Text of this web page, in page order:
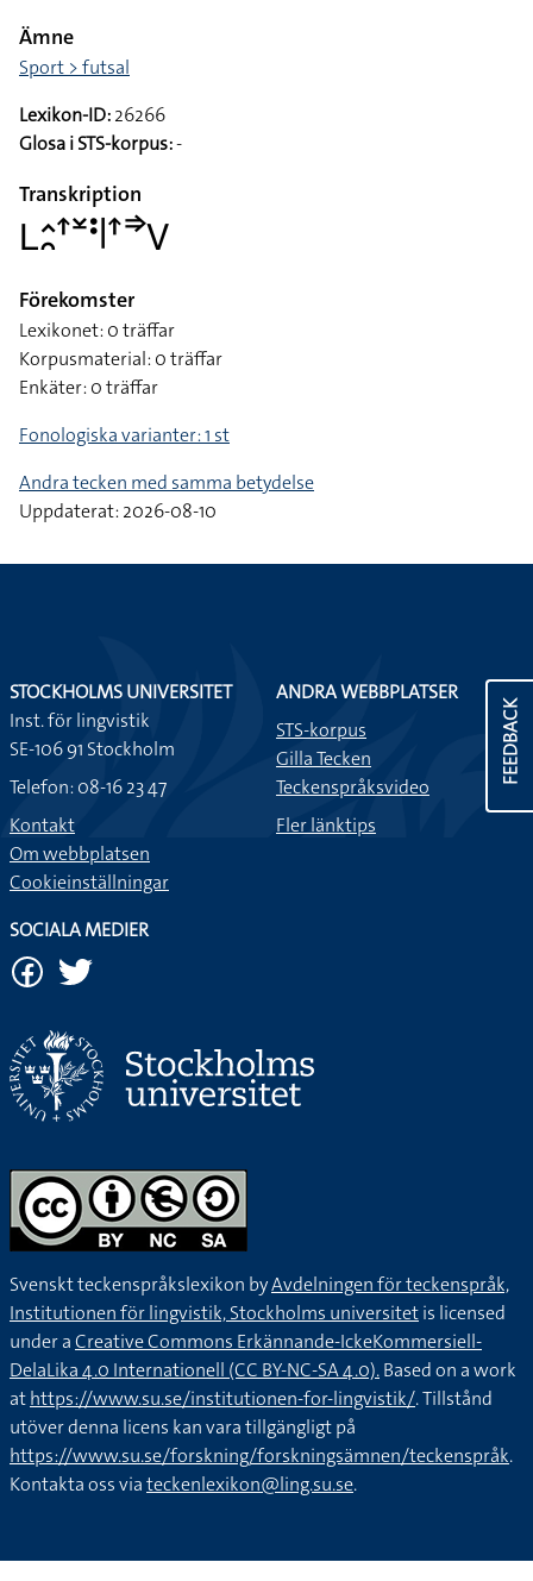
Ämne
Sport > futsal
Lexikon-ID:26266
Glosa i STS-korpus:-
Transkription
􌥈􌤵􌥘􌦃􌥸􌥻􌥼􌦃􌦆􌤭
Förekomster
Lexikonet: 0 träffar
Korpusmaterial: 0 träffar
Enkäter: 0 träffar
Fonologiska varianter: 1 st
Andra tecken med samma betydelse
Uppdaterat: 2026-08-10
FEEDBACK
STOCKHOLMS UNIVERSITET
Inst. för lingvistik
SE-106 91 Stockholm
Telefon: 08-16 23 47
Kontakt
Om webbplatsen
Cookieinställningar
ANDRA WEBBPLATSER
STS-korpus
Gilla Tecken
Teckenspråksvideo
Fler länktips
SOCIALA MEDIER
Svenskt teckenspråkslexikon byAvdelningen för teckenspråk,
Institutionen för lingvistik, Stockholms universitetis licensed
under aCreative Commons Erkännande-IckeKommersiell-
DelaLika 4.0 Internationell (CC BY-NC-SA 4.0).Based on a work
athttps://www.su.se/institutionen-for-lingvistik/. Tillstånd
utöver denna licens kan vara tillgängligt på
https://www.su.se/forskning/forskningsämnen/teckenspråk.
Kontakta oss viateckenlexikon@ling.su.se.